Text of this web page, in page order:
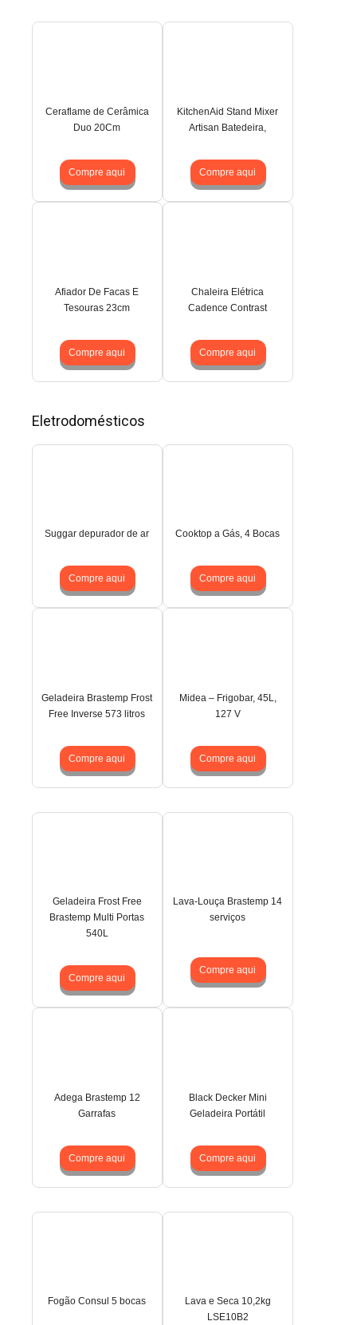
Ceraflame de Cerâmica
Duo 20Cm
Compre aqui
KitchenAid Stand Mixer
Artisan Batedeira,
Compre aqui
Afiador De Facas E
Tesouras 23cm
Compre aqui
Chaleira Elétrica
Cadence Contrast
Compre aqui
Eletrodomésticos
Suggar depurador de ar
Compre aqui
Cooktop a Gás, 4 Bocas
Compre aqui
Geladeira Brastemp Frost
Free Inverse 573 litros
Compre aqui
Midea – Frigobar, 45L,
127 V
Compre aqui
Geladeira Frost Free
Brastemp Multi Portas
540L
Compre aqui
Lava-Louça Brastemp 14
serviços
Compre aqui
Adega Brastemp 12
Garrafas
Compre aqui
Black Decker Mini
Geladeira Portátil
Compre aqui
Fogão Consul 5 bocas
Lava e Seca 10,2kg
LSE10B2